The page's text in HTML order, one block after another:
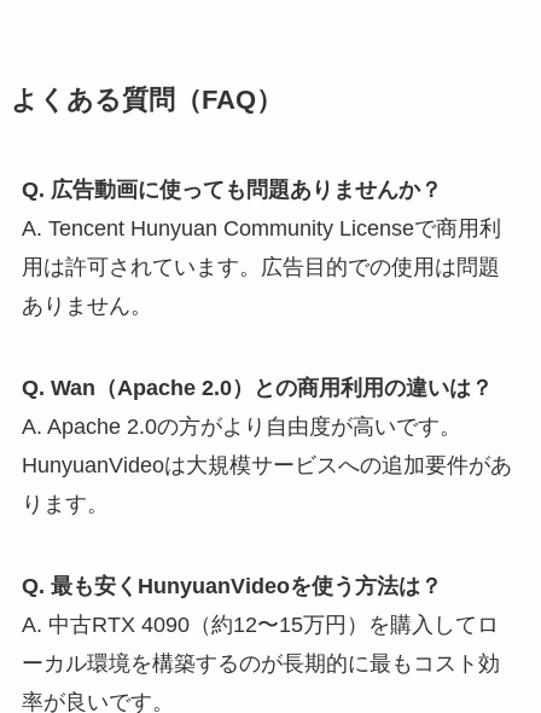
よくある質問（FAQ）
Q. 広告動画に使っても問題ありませんか？
A. Tencent Hunyuan Community Licenseで商用利
用は許可されています。広告目的での使用は問題
ありません。
Q. Wan（Apache 2.0）との商用利用の違いは？
A. Apache 2.0の方がより自由度が高いです。
HunyuanVideoは大規模サービスへの追加要件があ
ります。
Q. 最も安くHunyuanVideoを使う方法は？
A. 中古RTX 4090（約12〜15万円）を購入してロ
ーカル環境を構築するのが長期的に最もコスト効
率が良いです。